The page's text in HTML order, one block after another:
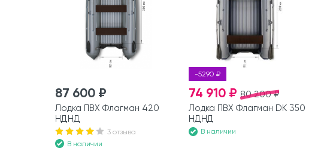
87 600 ₽
Лодка ПВХ Флагман 420
НДНД
3 отзыва
В наличии
-5290 ₽
80 200 ₽
74 910 ₽
Лодка ПВХ Флагман DK 350
НДНД
В наличии